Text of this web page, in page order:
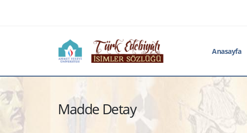
Anasayfa
Madde Detay